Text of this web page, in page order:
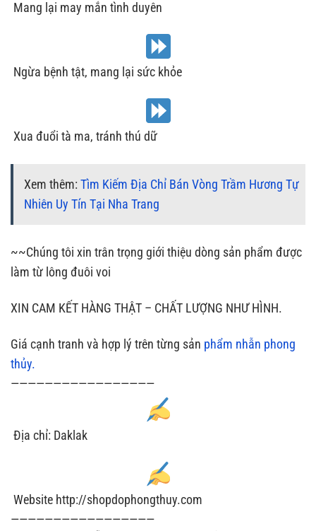
Mang lại may mắn tình duyên
Ngừa bệnh tật, mang lại sức khỏe
Xua đuổi tà ma, tránh thú dữ
Xem thêm: Tìm Kiếm Địa Chỉ Bán Vòng Trầm Hương Tự
Nhiên Uy Tín Tại Nha Trang
~~Chúng tôi xin trân trọng giới thiệu dòng sản phẩm được
làm từ lông đuôi voi
XIN CAM KẾT HÀNG THẬT – CHẤT LƯỢNG NHƯ HÌNH.
Giá cạnh tranh và hợp lý trên từng sản phẩm nhẫn phong
thủy.
—————————————————
Địa chỉ: Daklak
Website http://shopdophongthuy.com
—————————————————